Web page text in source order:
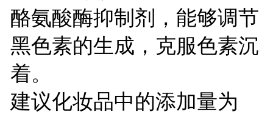
酪氨酸酶抑制剂，能够调节
黑色素的生成，克服色素沉
着。
建议化妆品中的添加量为